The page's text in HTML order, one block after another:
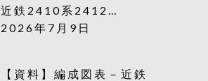
近鉄2410系2412…
2026年7月9日
【資料】編成図表－近鉄